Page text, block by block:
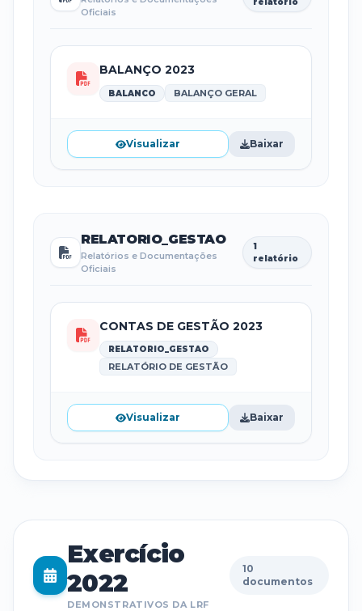
Oficiais
BALANÇO 2023
BALANCO BALANÇO GERAL
Visualizar Baixar
RELATORIO_GESTAO
Relatórios e Documentações
Oficiais
1
relatório
CONTAS DE GESTÃO 2023
RELATORIO_GESTAO
RELATÓRIO DE GESTÃO
Visualizar Baixar
Exercício
2022
DEMONSTRATIVOS DA LRF
10
documentos